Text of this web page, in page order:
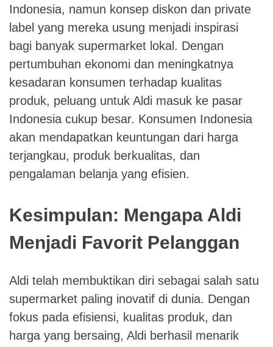
Indonesia, namun konsep diskon dan private
label yang mereka usung menjadi inspirasi
bagi banyak supermarket lokal. Dengan
pertumbuhan ekonomi dan meningkatnya
kesadaran konsumen terhadap kualitas
produk, peluang untuk Aldi masuk ke pasar
Indonesia cukup besar. Konsumen Indonesia
akan mendapatkan keuntungan dari harga
terjangkau, produk berkualitas, dan
pengalaman belanja yang efisien.
Kesimpulan: Mengapa Aldi
Menjadi Favorit Pelanggan
Aldi telah membuktikan diri sebagai salah satu
supermarket paling inovatif di dunia. Dengan
fokus pada efisiensi, kualitas produk, dan
harga yang bersaing, Aldi berhasil menarik